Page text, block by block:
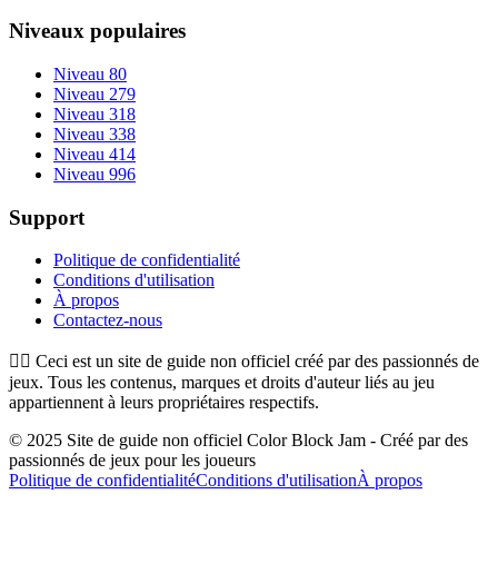
Niveaux populaires
Niveau 80
Niveau 279
Niveau 318
Niveau 338
Niveau 414
Niveau 996
Support
Politique de confidentialité
Conditions d'utilisation
À propos
Contactez-nous
👉🏻 Ceci est un site de guide non officiel créé par des passionnés de
jeux. Tous les contenus, marques et droits d'auteur liés au jeu
appartiennent à leurs propriétaires respectifs.
© 2025 Site de guide non officiel Color Block Jam - Créé par des
passionnés de jeux pour les joueurs
Politique de confidentialitéConditions d'utilisationÀ propos